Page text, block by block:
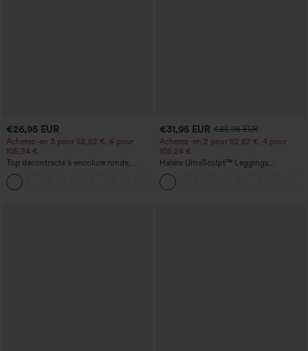
€26,95 EUR
Achetez-en 3 pour 52,62 €, 6 pour
105,24 €
Top décontracté à encolure ronde,
manches chauve-souris et coupe ample
€31,95 EUR €35,95 EUR
Achetez-en 2 pour 52,62 €, 4 pour
105,24 €
Halara UltraSculpt™ Leggings
d'entraînement sculptants taille haute,
effet ventre plat, avec poche